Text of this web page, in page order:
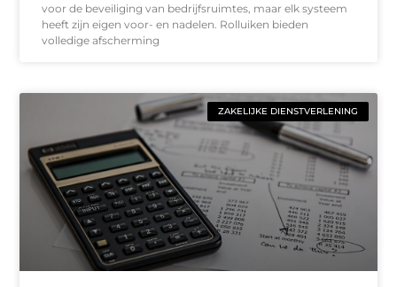
voor de beveiliging van bedrijfsruimtes, maar elk systeem
heeft zijn eigen voor- en nadelen. Rolluiken bieden
volledige afscherming
ZAKELIJKE DIENSTVERLENING